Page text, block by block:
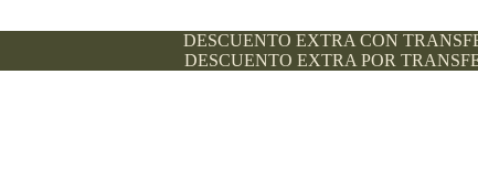
DESCUENTO EXTRA CON
DESCUENTO EXTRA POR